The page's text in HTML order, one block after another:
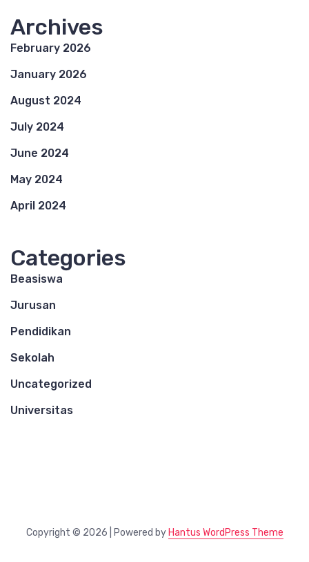
Archives
February 2026
January 2026
August 2024
July 2024
June 2024
May 2024
April 2024
Categories
Beasiswa
Jurusan
Pendidikan
Sekolah
Uncategorized
Universitas
Copyright © 2026 | Powered by Hantus WordPress Theme